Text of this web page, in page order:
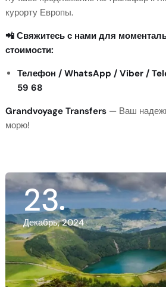
курорту Европы.
📲 Свяжитесь с нами для
стоимости:
Телефон / WhatsApp / Viber /
59 68
Grandvoyage Transfers — Ваш
морю!
23
Декабрь, 2024